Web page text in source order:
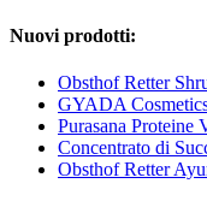
Nuovi prodotti:
Obsthof Retter
GYADA
Purasana Proteine
Concentrato di
Obsthof Retter